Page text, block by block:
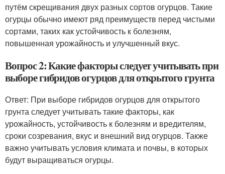
путём скрещивания двух разных сортов огурцов. Такие
огурцы обычно имеют ряд преимуществ перед чистыми
сортами, таких как устойчивость к болезням,
повышенная урожайность и улучшенный вкус.
Вопрос 2: Какие факторы следует учитывать при
выборе гибридов огурцов для открытого грунта
Ответ: При выборе гибридов огурцов для открытого
грунта следует учитывать такие факторы, как
урожайность, устойчивость к болезням и вредителям,
сроки созревания, вкус и внешний вид огурцов. Также
важно учитывать условия климата и почвы, в которых
будут выращиваться огурцы.